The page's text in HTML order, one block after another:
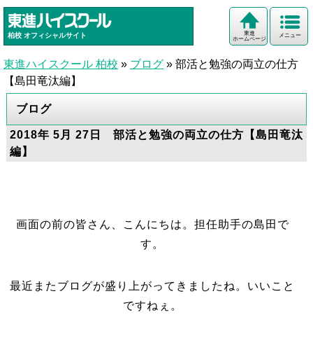
柏校 オフィシャルサイト メニュー
東進
ホームページ
東進ハイスクール 柏校 » ブログ » 部活と勉強の両立の仕方
【島田竜汰編】
ブログ
2018年 5月 27日 部活と勉強の両立の仕方【島田竜汰
編】
画面の前の皆さん、こんにちは。担任助手の島田で
す。
最近またブログが盛り上がってきましたね。いいこと
ですねぇ。